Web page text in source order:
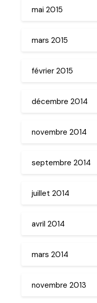
mai 2015
mars 2015
février 2015
décembre 2014
novembre 2014
septembre 2014
juillet 2014
avril 2014
mars 2014
novembre 2013